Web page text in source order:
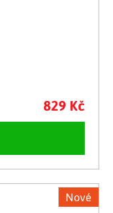
829 Kč
Nové